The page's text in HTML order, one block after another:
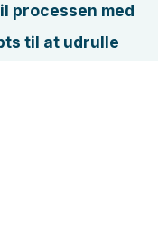
processen med
til at udrulle